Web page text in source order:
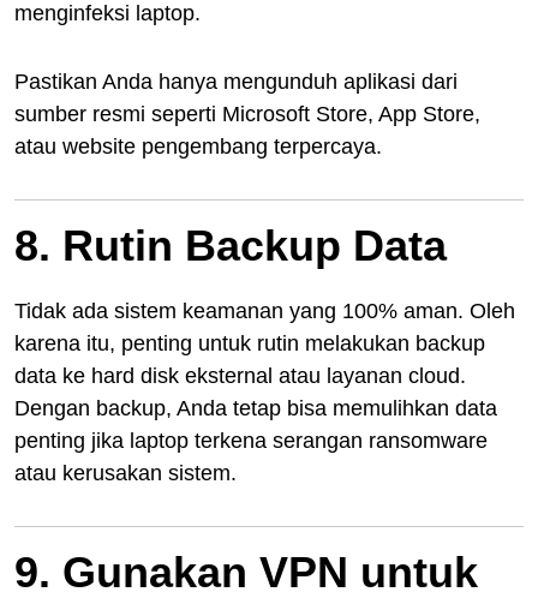
menginfeksi laptop.
Pastikan Anda hanya mengunduh aplikasi dari
sumber resmi seperti Microsoft Store, App Store,
atau website pengembang terpercaya.
8. Rutin Backup Data
Tidak ada sistem keamanan yang 100% aman. Oleh
karena itu, penting untuk rutin melakukan backup
data ke hard disk eksternal atau layanan cloud.
Dengan backup, Anda tetap bisa memulihkan data
penting jika laptop terkena serangan ransomware
atau kerusakan sistem.
9. Gunakan VPN untuk